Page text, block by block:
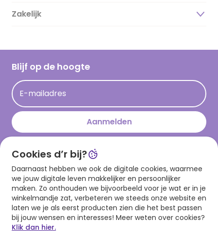
Duurzaamheid
Hallmark Kaartclub
Acties
Persberichten
Hallmark en Kinderpostzegels
Magazine
Cadeau inspiratie
Kaartinspiratie
Zakelijk
Blijf op de hoogte
E-mailadres
Aanmelden
Download onze app
Cookies d’r bij?
Daarnaast hebben we ook de digitale cookies, waarmee
we jouw digitale leven makkelijker en persoonlijker
maken. Zo onthouden we bijvoorbeeld voor je wat er in je
winkelmandje zat, verbeteren we steeds onze website en
laten we je als eerst producten zien die het best passen
bij jouw wensen en interesses! Meer weten over cookies?
Klik dan hier.